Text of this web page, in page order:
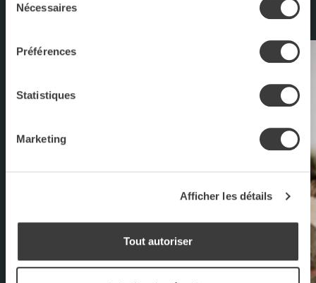
Nécessaires
Préférences
Statistiques
Marketing
Afficher les détails
Tout autoriser